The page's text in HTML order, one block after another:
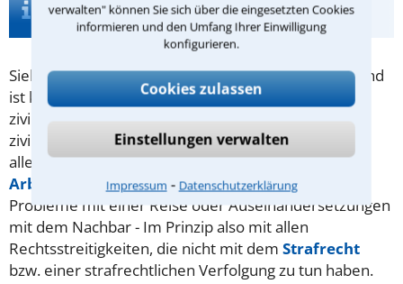
verwalten" können Sie sich über die eingesetzten Cookies
informieren und den Umfang Ihrer Einwilligung
konfigurieren.
Cookies zulassen
Einstellungen verwalten
Impressum ⁃ Datenschutzerklärung
Zivilrecht in Neuhaus am Rennweg
Sieht man sich in einer Angelegenheit im Unrecht und
ist keine Straftat im Spiel, hat man die Möglichkeit,
zivilrechtlich dagegen vorzugehen. Typische
zivilrechtliche Klagen handeln vom Sinn und Unsinn
aller Arten von Verträgen (Kaufvertrag,
Arbeitsvertrag,Mietvertrag. ..) oder von
Probleme mit einer Reise oder Auseinandersetzungen
mit dem Nachbar - Im Prinzip also mit allen
Rechtsstreitigkeiten, die nicht mit dem Strafrecht
bzw. einer strafrechtlichen Verfolgung zu tun haben.